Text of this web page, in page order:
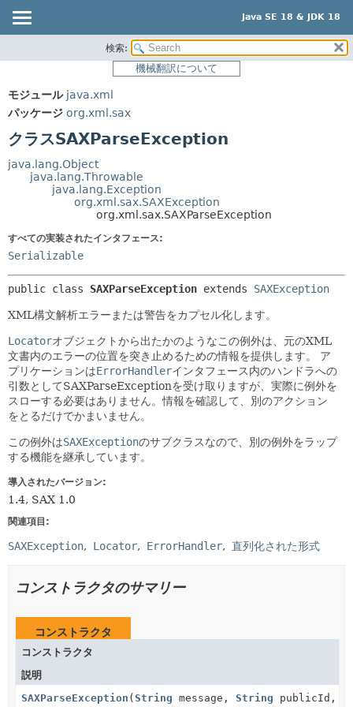
Java SE 18 & JDK 18
パッケージ
使用
ツリー
プレビュー
非推奨
ヘルプ
サマリー:
ネスト済
メソッド
フィールド
コンストラクタ
検索:
機械翻訳について
モジュール java.xml
パッケージ org.xml.sax
クラスSAXParseException
java.lang.Object
java.lang.Throwable
java.lang.Exception
org.xml.sax.SAXException
org.xml.sax.SAXParseException
すべての実装されたインタフェース:
Serializable
public class SAXParseException extends SAXException
XML構文解析エラーまたは警告をカプセル化します。
Locatorオブジェクトから出たかのようなこの例外は、元のXML
文書内のエラーの位置を突き止めるための情報を提供します。
ア
プリケーションはErrorHandlerインタフェース内のハンドラへの
引数としてSAXParseExceptionを受け取りますが、実際に例外を
スローする必要はありません。情報を確認して、別のアクション
をとるだけでかまいません。
この例外はSAXExceptionのサブクラスなので、別の例外をラップ
する機能を継承しています。
導入されたバージョン:
1.4, SAX 1.0
関連項目:
SAXException Locator ErrorHandler 直列化された形式
コンストラクタのサマリー
コンストラクタ
コンストラクタ
説明
SAXParseException (String message, String publicId,